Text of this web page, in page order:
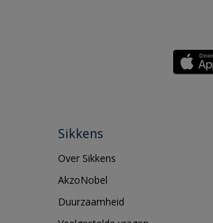
Sikkens
Over Sikkens
AkzoNobel
Duurzaamheid